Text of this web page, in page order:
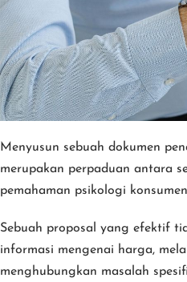
Menyusun sebuah dokumen
merupakan perpaduan antara
pemahaman psikologi
Sebuah proposal yang efektif
informasi mengenai harga,
menghubungkan masalah